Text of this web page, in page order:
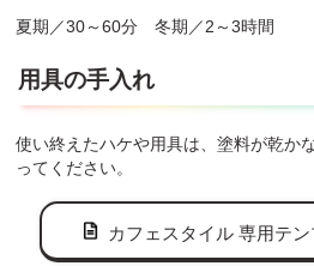
夏期／30～60分 冬期／2～3時間
用具の手入れ
使い終えたハケや用具は、塗料が乾か
ってください。
カフェスタイル 専用テ